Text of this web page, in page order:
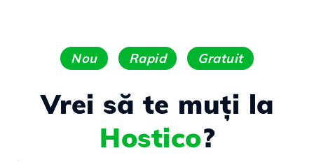
Nou Rapid Gratuit
Vrei să te muți la
Hostico?